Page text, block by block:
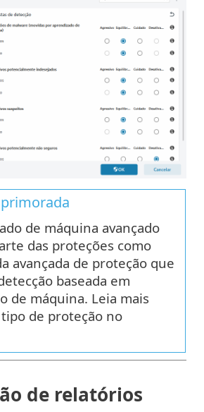
de máquina avançado
das proteções como
avançada de proteção que
baseada em
de máquina. Leia mais
de proteção no
de relatórios